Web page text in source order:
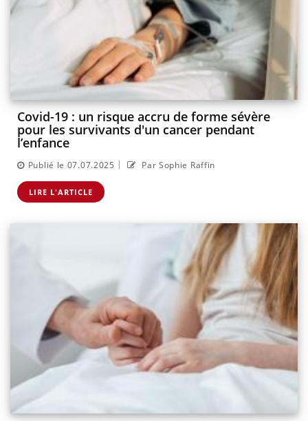
Covid-19 : un risque accru de forme sévère
pour les survivants d'un cancer pendant
l’enfance
Publié le 07.07.2025 | Par Sophie Raffin
LIRE L'ARTICLE